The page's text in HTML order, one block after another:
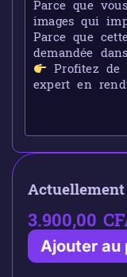
Parce que
images qui
Parce que
demandée
Profitez
expert en
3.900,00
Ajouter au